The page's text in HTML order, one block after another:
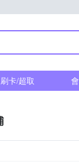
刷卡/超取